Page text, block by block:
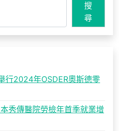
搜
尋
行2024年OSDER奧斯德零
秀傳醫院勞檢年首季就業增